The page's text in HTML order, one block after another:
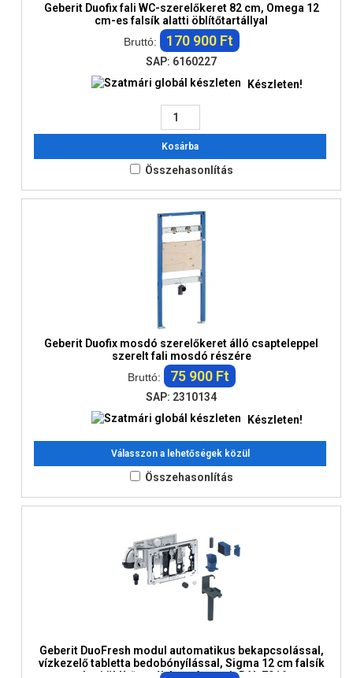
Geberit Duofix fali WC-szerelőkeret 82 cm, Omega 12
cm-es falsík alatti öblítőtartállyal
Bruttó:
170 900 Ft
SAP: 6160227
Készleten!
Kosárba
Összehasonlítás
Geberit Duofix mosdó szerelőkeret álló csapteleppel
szerelt fali mosdó részére
Bruttó:
75 900 Ft
SAP: 2310134
Készleten!
Válasszon a lehetőségek közül
Összehasonlítás
Geberit DuoFresh modul automatikus bekapcsolással,
vízkezelő tabletta bedobónyílással, Sigma 12 cm falsík